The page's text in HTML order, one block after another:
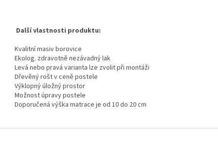
Další vlastnosti produktu:
Kvalitní masiv borovice
Ekolog. zdravotně nezávadný lak
Levá nebo pravá varianta lze zvolit při montáži
Dřevěný rošt v ceně postele
Výklopný úložný prostor
Možnost úpravy postele
Doporučená výška matrace je od 10 do 20 cm